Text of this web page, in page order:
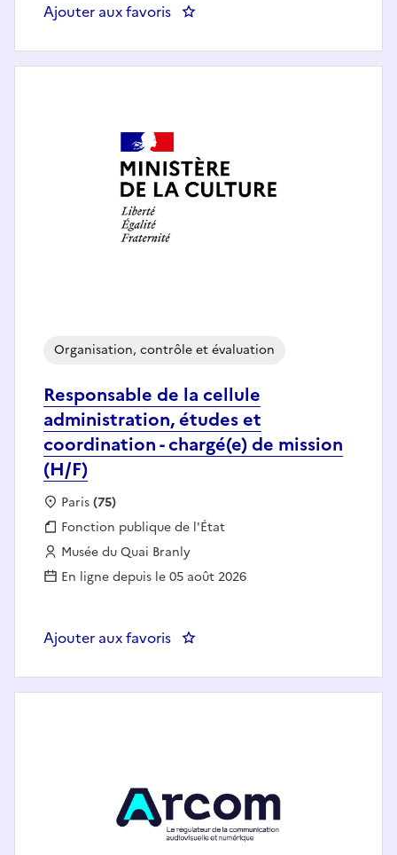
Ajouter aux favoris : Adjoint(e) au chef de la cellule
Responsable de la cellule
administration, études et
coordination - chargé(e) de mission
(H/F)
Organisation, contrôle et évaluation
Localisation :
Paris(75)
Fonction publique :
Fonction publique de l'État
Employeur :
Musée du Quai Branly
En ligne depuis le 05 août 2026
Ajouter aux favoris : Responsable de la cellule